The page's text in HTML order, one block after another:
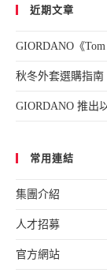
近期文章
GIORDANO《
秋冬外套選購指南
GIORDANO 推出
常用連結
集團介紹
人才招募
官方網站